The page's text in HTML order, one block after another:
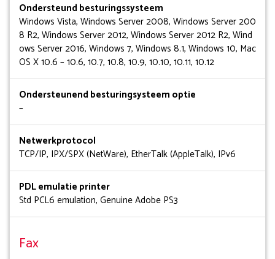
Ondersteund besturingssysteem
Windows Vista, Windows Server 2008, Windows Server 200
8 R2, Windows Server 2012, Windows Server 2012 R2, Wind
ows Server 2016, Windows 7, Windows 8.1, Windows 10, Mac
OS X 10.6 – 10.6, 10.7, 10.8, 10.9, 10.10, 10.11, 10.12
Ondersteunend besturingsysteem optie
–
Netwerkprotocol
TCP/IP, IPX/SPX (NetWare), EtherTalk (AppleTalk), IPv6
PDL emulatie printer
Std PCL6 emulation, Genuine Adobe PS3
Fax